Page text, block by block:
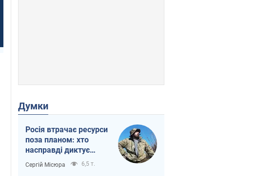
Думки
Росія втрачає ресурси
поза планом: хто
насправді диктує
темп війни
Сергій Місюра 6,5 т.